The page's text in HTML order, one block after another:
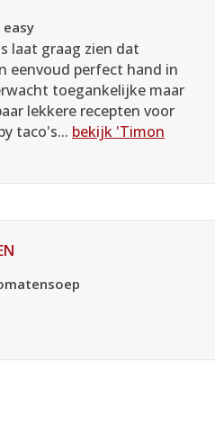
laat graag zien dat
eenvoud perfect hand in
toegankelijke maar
lekkere recepten voor
taco's... bekijk 'Timon